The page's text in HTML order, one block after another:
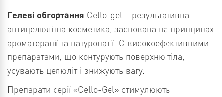
Гелеві обгортання Cello-gel – результативна
антицелюлітна косметика, заснована на принципах
ароматерапії та натуропатії. Є високоефективними
препаратами, що контурують поверхню тіла,
усувають целюліт і знижують вагу.
Препарати серії «Cello-Gel» стимулюють